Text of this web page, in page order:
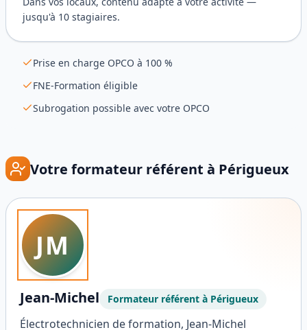
jusqu'à 10 stagiaires.
Prise en charge OPCO à 100 %
FNE-Formation éligible
Subrogation possible avec votre OPCO
Votre formateur référent à Périgueux
JM
Jean-Michel Formateur référent à Périgueux
Électrotechnicien de formation, Jean-Michel